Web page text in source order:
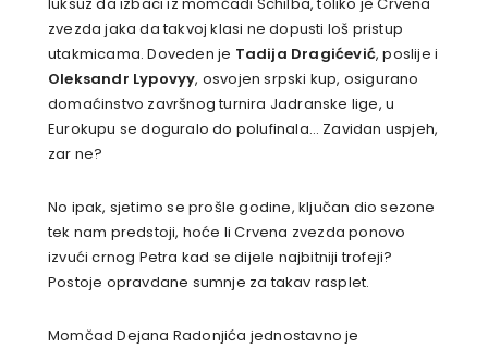
luksuz da izbaci iz momčadi Schilba, toliko je Crvena
zvezda jaka da takvoj klasi ne dopusti loš pristup
utakmicama. Doveden je Tadija Dragićević, poslije i
Oleksandr Lypovyy, osvojen srpski kup, osigurano
domaćinstvo završnog turnira Jadranske lige, u
Eurokupu se doguralo do polufinala… Zavidan uspjeh,
zar ne?
No ipak, sjetimo se prošle godine, ključan dio sezone
tek nam predstoji, hoće li Crvena zvezda ponovo
izvući crnog Petra kad se dijele najbitniji trofeji?
Postoje opravdane sumnje za takav rasplet.
Momčad Dejana Radonjića jednostavno je